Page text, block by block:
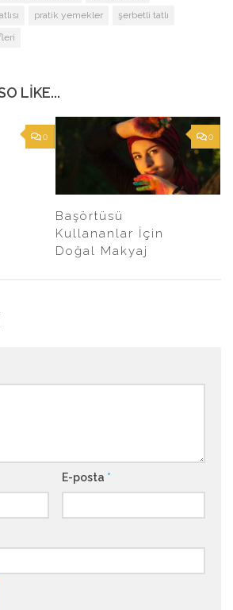
pratik yemekler
şerbetli tatlı
LIKE...
0 0
Başörtüsü
Kullananlar İçin
Doğal Makyaj
E-posta *